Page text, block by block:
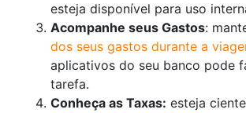
esteja disponível para uso
Acompanhe seus Gastos:
dos seus gastos durante a
aplicativos do seu banco pode
tarefa.
Conheça as Taxas: esteja